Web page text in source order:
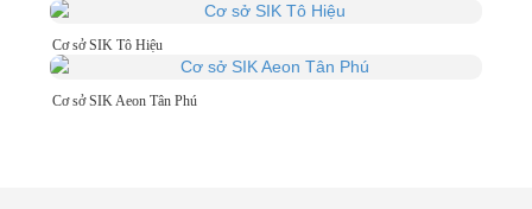
Cơ sở SIK Tô Hiệu
Cơ sở SIK Aeon Tân Phú